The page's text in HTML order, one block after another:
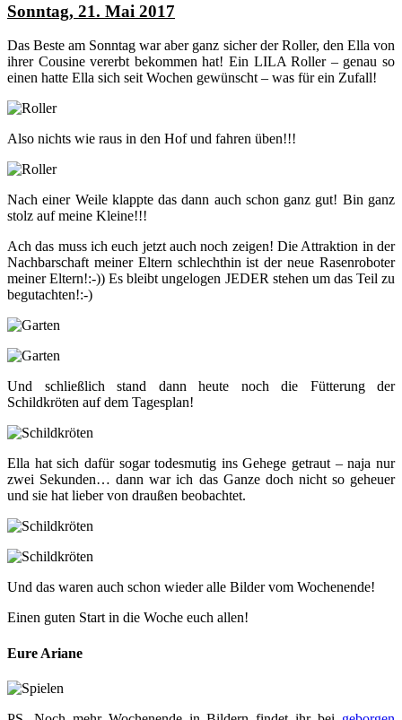
Sonntag, 21. Mai 2017
Das Beste am Sonntag war aber ganz sicher der Roller, den Ella von
ihrer Cousine vererbt bekommen hat! Ein LILA Roller – genau so
einen hatte Ella sich seit Wochen gewünscht – was für ein Zufall!
Also nichts wie raus in den Hof und fahren üben!!!
Nach einer Weile klappte das dann auch schon ganz gut! Bin ganz
stolz auf meine Kleine!!!
Ach das muss ich euch jetzt auch noch zeigen! Die Attraktion in der
Nachbarschaft meiner Eltern schlechthin ist der neue Rasenroboter
meiner Eltern!:-)) Es bleibt ungelogen JEDER stehen um das Teil zu
begutachten!:-)
Und schließlich stand dann heute noch die Fütterung der
Schildkröten auf dem Tagesplan!
Ella hat sich dafür sogar todesmutig ins Gehege getraut – naja nur
zwei Sekunden… dann war ich das Ganze doch nicht so geheuer
und sie hat lieber von draußen beobachtet.
Und das waren auch schon wieder alle Bilder vom Wochenende!
Einen guten Start in die Woche euch allen!
Eure Ariane